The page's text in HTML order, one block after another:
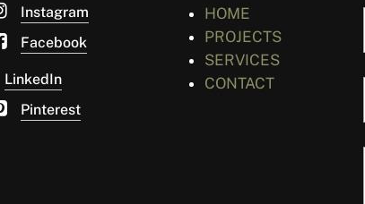
Instagram
Facebook
LinkedIn
Pinterest
HOME
PROJECTS
SERVICES
CONTACT